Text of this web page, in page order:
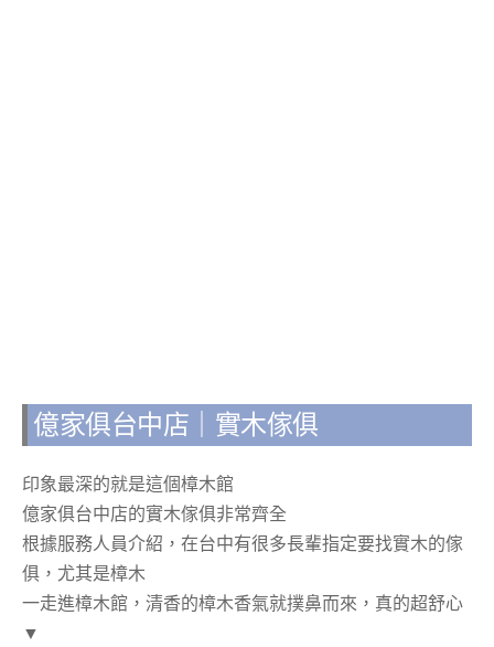
億家俱台中店｜實木傢俱
印象最深的就是這個樟木館
億家俱台中店的實木傢俱非常齊全
根據服務人員介紹，在台中有很多長輩指定要找實木的傢
俱，尤其是樟木
一走進樟木館，清香的樟木香氣就撲鼻而來，真的超舒心
▼